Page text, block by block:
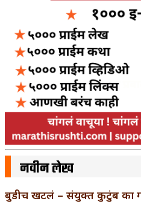
नवीन लेख
बुडीच खटलं – संयुक्त कुटुंब का